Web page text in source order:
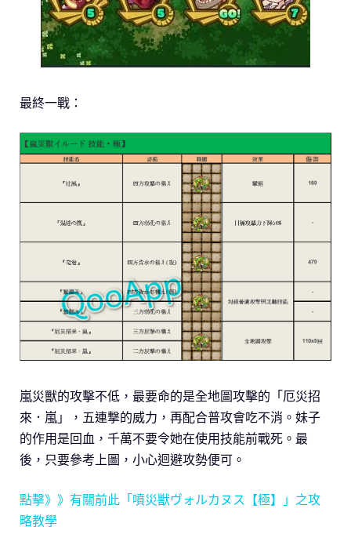
最終一戰：
嵐災獸的攻擊不低，最要命的是全地圖攻擊的「厄災招
來．嵐」，五連撃的威力，再配合普攻會吃不消。妹子
的作用是回血，千萬不要令她在使用技能前戰死。最
後，只要參考上圖，小心迴避攻勢便可。
點擊》》有關前此「噴災獣ヴォルカヌス【極】」之攻
略教學